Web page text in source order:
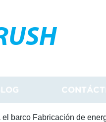
barco Fabricación de